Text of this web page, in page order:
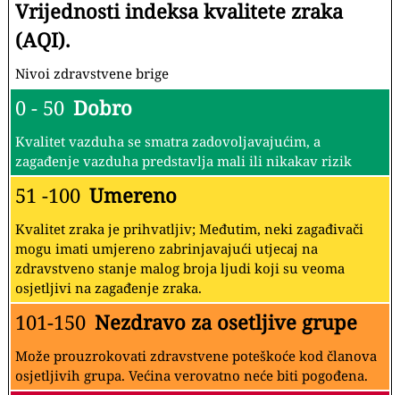
Vrijednosti indeksa kvalitete zraka
(AQI).
Nivoi zdravstvene brige
0 - 50 Dobro
Kvalitet vazduha se smatra zadovoljavajućim, a
zagađenje vazduha predstavlja mali ili nikakav rizik
51 -100 Umereno
Kvalitet zraka je prihvatljiv; Međutim, neki zagađivači
mogu imati umjereno zabrinjavajući utjecaj na
zdravstveno stanje malog broja ljudi koji su veoma
osjetljivi na zagađenje zraka.
101-150 Nezdravo za osetljive grupe
Može prouzrokovati zdravstvene poteškoće kod članova
osjetljivih grupa. Većina verovatno neće biti pogođena.